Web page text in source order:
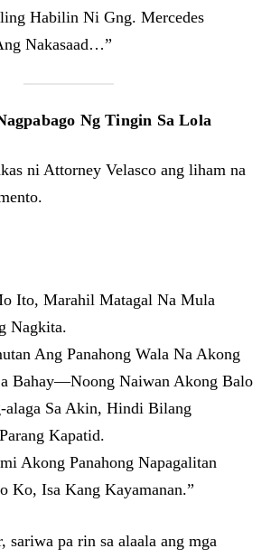
Habilin Ni Gng. Mercedes
Nakasaad…”
Ng Tingin Sa Lola
ni Attorney Velasco ang liham na
Ito, Marahil Matagal Na Mula
Nagkita.
Ang Panahong Wala Na Akong
Bahay—Noong Naiwan Akong Balo
Sa Akin, Hindi Bilang
Kapatid.
Akong Panahong Napagalitan
Ko, Isa Kang Kayamanan.”
sariwa pa rin sa alaala ang mga